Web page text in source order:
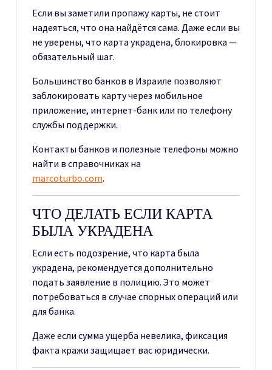
Если вы заметили пропажу карты, не стоит
надеяться, что она найдётся сама. Даже если вы
не уверены, что карта украдена, блокировка —
обязательный шаг.
Большинство банков в Израиле позволяют
заблокировать карту через мобильное
приложение, интернет-банк или по телефону
службы поддержки.
Контакты банков и полезные телефоны можно
найти в справочниках на
marcoturbo.com.
ЧТО ДЕЛАТЬ ЕСЛИ КАРТА
БЫЛА УКРАДЕНА
Если есть подозрение, что карта была
украдена, рекомендуется дополнительно
подать заявление в полицию. Это может
потребоваться в случае спорных операций или
для банка.
Даже если сумма ущерба невелика, фиксация
факта кражи защищает вас юридически.